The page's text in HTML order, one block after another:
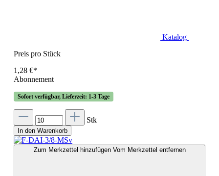
Katalog
Preis pro Stück
1,28 €*
Abonnement
Sofort verfügbar, Lieferzeit: 1-3 Tage
Stk
In den Warenkorb
Zum Merkzettel hinzufügen Vom Merkzettel entfernen